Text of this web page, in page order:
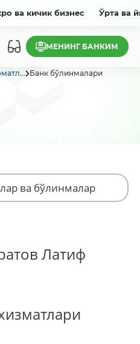
ва кичик бизнес Ўрта ва
МЕНИНГ БАНКИМ
Банк бўлинмалари
Латиф